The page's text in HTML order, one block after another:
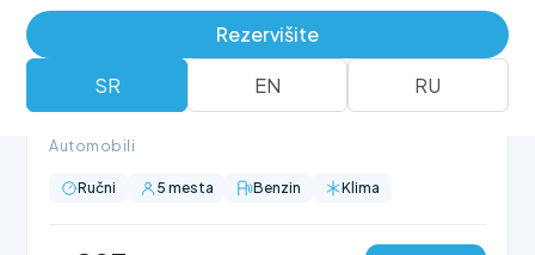
Rezervišite
SR EN RU
Citroen C3
Automobili
Ručni 5 mesta Benzin Klima